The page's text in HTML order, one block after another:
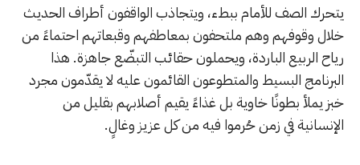
يتحرك الصف للأمام ببطء، ويتجاذب الواقفون أطراف الحديث
خلال وقوفهم وهم ملتحفون بمعاطفهم وقبعاتهم احتماءً من
رياح الربيع الباردة، ويحملون حقائب التبضّع جاهزة. هذا
البرنامج البسيط والمتطوعون القائمون عليه لا يقدّمون مجرد
خبز يملأ بطونًا خاوية بل غذاءً يقيم أصلابهم بقليل من
الإنسانية في زمن حُرموا فيه من كل عزيز وغالٍ.